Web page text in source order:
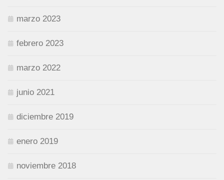
marzo 2023
febrero 2023
marzo 2022
junio 2021
diciembre 2019
enero 2019
noviembre 2018